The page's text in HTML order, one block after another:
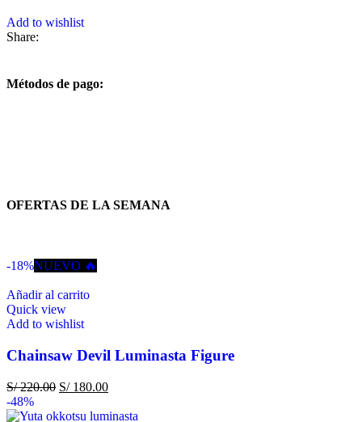
Add to wishlist
Share:
Métodos de pago:
OFERTAS DE LA SEMANA
-18%NUEVO 🔥
Añadir al carrito
Quick view
Add to wishlist
Chainsaw Devil Luminasta Figure
S/220.00 S/180.00
-48%